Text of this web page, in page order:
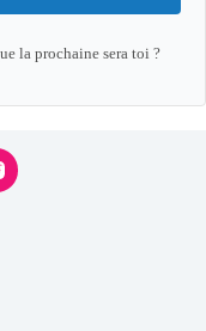
la prochaine sera toi ?